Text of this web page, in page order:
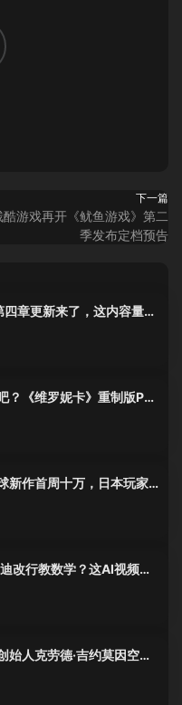
下一篇
酷游戏再开《鱿鱼游戏》第二
季发布定档预告
四章更新来了，这内容量感
？《维罗妮卡》重制版PS
新作首周十万，日本玩家
改行教数学？这AI视频全
始人克劳德·吉约莫因空难